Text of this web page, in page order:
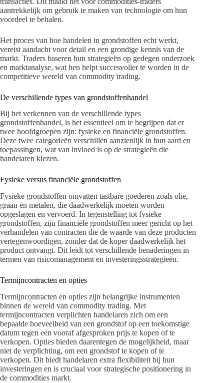
aantrekkelijk om gebruik te maken van technologie om hun
voordeel te behalen.
Het proces van hoe handelen in grondstoffen echt werkt,
vereist aandacht voor detail en een grondige kennis van de
markt. Traders baseren hun strategieën op gedegen onderzoek
en marktanalyse, wat hen helpt succesvoller te worden in de
competitieve wereld van commodity trading.
De verschillende types van grondstoffenhandel
Bij het verkennen van de verschillende types
grondstoffenhandel, is het essentieel om te begrijpen dat er
twee hoofdgroepen zijn: fysieke en financiële grondstoffen.
Deze twee categorieën verschillen aanzienlijk in hun aard en
toepassingen, wat van invloed is op de strategieën die
handelaren kiezen.
Fysieke versus financiële grondstoffen
Fysieke grondstoffen omvatten tastbare goederen zoals olie,
graan en metalen, die daadwerkelijk moeten worden
opgeslagen en vervoerd. In tegenstelling tot fysieke
grondstoffen, zijn financiële grondstoffen meer gericht op het
verhandelen van contracten die de waarde van deze producten
vertegenwoordigen, zonder dat de koper daadwerkelijk het
product ontvangt. Dit leidt tot verschillende benaderingen in
termen van risicomanagement en investeringsstrategieën.
Termijncontracten en opties
Termijncontracten en opties zijn belangrijke instrumenten
binnen de wereld van commodity trading. Met
termijncontracten verplichten handelaren zich om een
bepaalde hoeveelheid van een grondstof op een toekomstige
datum tegen een vooraf afgesproken prijs te kopen of te
verkopen. Opties bieden daarentegen de mogelijkheid, maar
niet de verplichting, om een grondstof te kopen of te
verkopen. Dit biedt handelaren extra flexibiliteit bij hun
investeringen en is cruciaal voor strategische positionering in
de commodities markt.